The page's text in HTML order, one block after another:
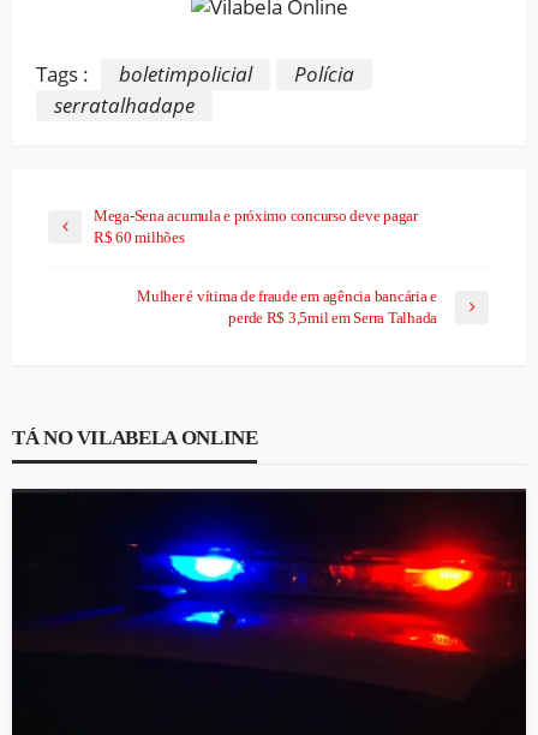
Tags : boletimpolicial
Polícia
serratalhadape
Mega-Sena acumula e próximo concurso deve pagar
R$ 60 milhões
Mulher é vítima de fraude em agência bancária e
perde R$ 3,5mil em Serra Talhada
TÁ NO VILABELA ONLINE